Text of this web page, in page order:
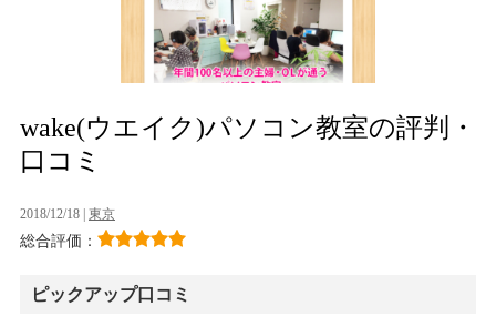
wake(ウエイク)パソコン教室の評判・
口コミ
2018/12/18 | 東京
総合評価：
ピックアップ口コミ